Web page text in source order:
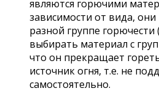
являются горючими
зависимости от вида,
разной группе
выбирать материал с
что он прекращает
источник огня, т.е. не
самостоятельно.